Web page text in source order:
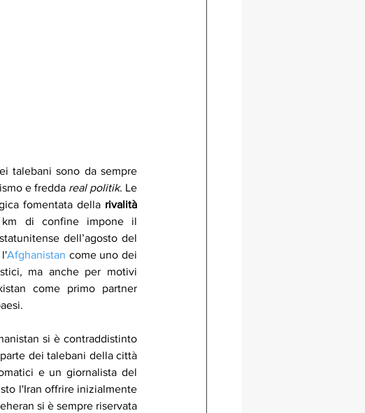
talebani sono da sempre
e fredda real politik. Le
fomentata della rivalità
di confine impone il
dell’agosto del
l'Afghanistan come uno dei
ma anche per motivi
come primo partner
si è contraddistinto
dei talebani della città
e un giornalista del
l'Iran offrire inizialmente
si è sempre riservata